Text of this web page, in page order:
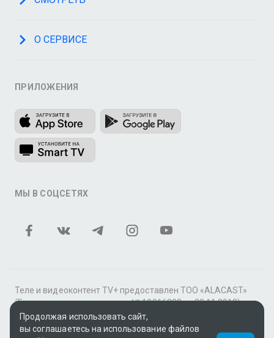
О СЕРВИСЕ
ПРИЛОЖЕНИЯ
МЫ В СОЦСЕТЯХ
Теле и видеоконтент TV+ предоставлен ТОО «ALACAST»
(Государственная лицензия № 12016823 от 22.11.2012).
В рамках услуги «Видео по подписке» для «Пакета
фильмов и сериалов tv+» контент предоставляется
Продолжая использовать сайт,
вы соглашаетесь на использование файлов